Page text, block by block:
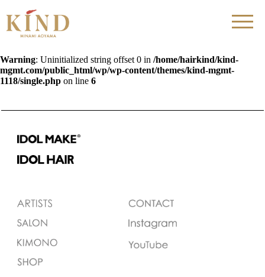
Warning: Uninitialized string offset 0 in /home/hairkind/kind-
mgmt.com/public_html/wp/wp-content/themes/kind-mgmt-
1118/single.php on line 6